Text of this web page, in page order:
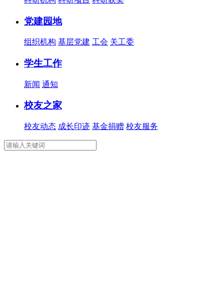
党建园地
组织机构 基层党建 工会 关工委
学生工作
新闻 通知
校友之家
校友动态 成长印迹 基金捐赠 校友服务